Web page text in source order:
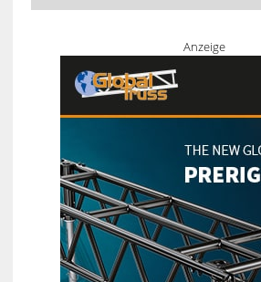
Anzeige